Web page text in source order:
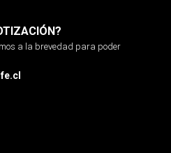
a la brevedad para poder